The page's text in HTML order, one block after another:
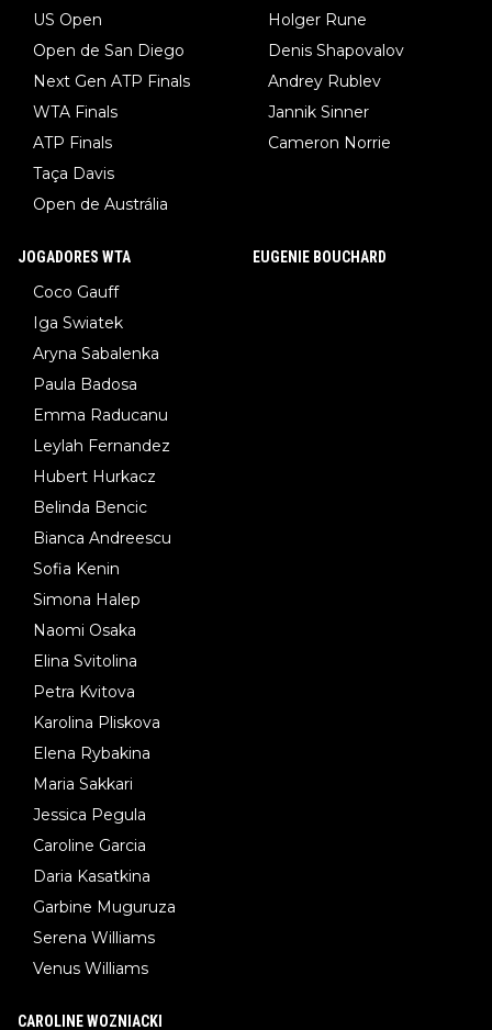
US Open
Open de San Diego
Next Gen ATP Finals
WTA Finals
ATP Finals
Taça Davis
Open de Austrália
Holger Rune
Denis Shapovalov
Andrey Rublev
Jannik Sinner
Cameron Norrie
JOGADORES WTA
Coco Gauff
Iga Swiatek
Aryna Sabalenka
Paula Badosa
Emma Raducanu
Leylah Fernandez
Hubert Hurkacz
Belinda Bencic
Bianca Andreescu
Sofia Kenin
Simona Halep
Naomi Osaka
Elina Svitolina
Petra Kvitova
Karolina Pliskova
Elena Rybakina
Maria Sakkari
Jessica Pegula
Caroline Garcia
Daria Kasatkina
Garbine Muguruza
Serena Williams
Venus Williams
EUGENIE BOUCHARD
CAROLINE WOZNIACKI